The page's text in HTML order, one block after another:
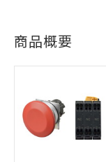
商品概要